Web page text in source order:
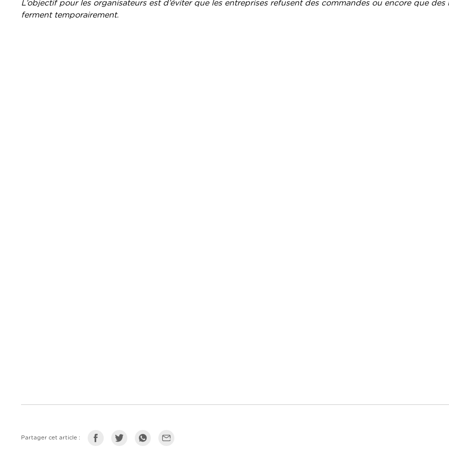
L’objectif pour les organisateurs est d’éviter que les entreprises refusent des commandes ou encore que des
ferment temporairement.
Partager cet article :